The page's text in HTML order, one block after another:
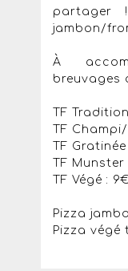
partager
jambon/
​À
breuvages
TF
TF
TF
TF Munster
TF Végé : 9€
Pizza
Pizza végé